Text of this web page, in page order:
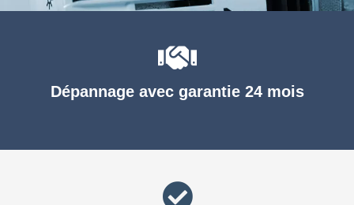
Dépannage avec garantie 24 mois